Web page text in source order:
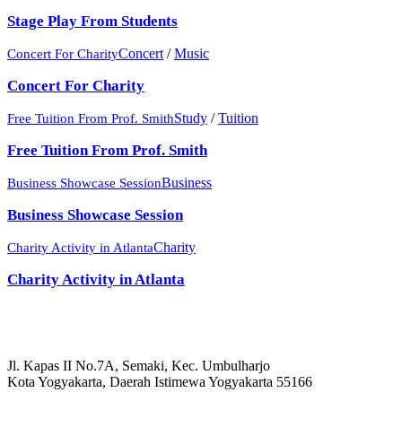
Stage Play From Students
Concert For CharityConcert / Music
Concert For Charity
Free Tuition From Prof. SmithStudy / Tuition
Free Tuition From Prof. Smith
Business Showcase SessionBusiness
Business Showcase Session
Charity Activity in AtlantaCharity
Charity Activity in Atlanta
Jl. Kapas II No.7A, Semaki, Kec. Umbulharjo
Kota Yogyakarta, Daerah Istimewa Yogyakarta 55166